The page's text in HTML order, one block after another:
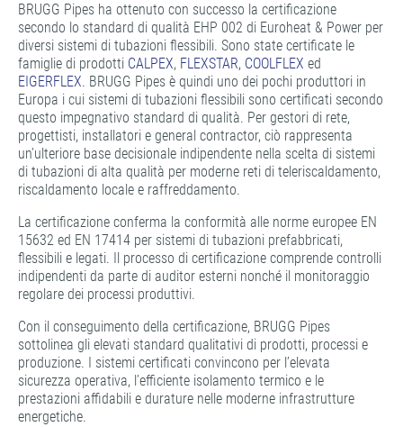
BRUGG Pipes ha ottenuto con successo la certificazione
secondo lo standard di qualità EHP 002 di Euroheat & Power per
diversi sistemi di tubazioni flessibili. Sono state certificate le
famiglie di prodotti CALPEX, FLEXSTAR, COOLFLEX ed
EIGERFLEX. BRUGG Pipes è quindi uno dei pochi produttori in
Europa i cui sistemi di tubazioni flessibili sono certificati secondo
questo impegnativo standard di qualità. Per gestori di rete,
progettisti, installatori e general contractor, ciò rappresenta
un’ulteriore base decisionale indipendente nella scelta di sistemi
di tubazioni di alta qualità per moderne reti di teleriscaldamento,
riscaldamento locale e raffreddamento.
La certificazione conferma la conformità alle norme europee EN
15632 ed EN 17414 per sistemi di tubazioni prefabbricati,
flessibili e legati. Il processo di certificazione comprende controlli
indipendenti da parte di auditor esterni nonché il monitoraggio
regolare dei processi produttivi.
Con il conseguimento della certificazione, BRUGG Pipes
sottolinea gli elevati standard qualitativi di prodotti, processi e
produzione. I sistemi certificati convincono per l’elevata
sicurezza operativa, l’efficiente isolamento termico e le
prestazioni affidabili e durature nelle moderne infrastrutture
energetiche.